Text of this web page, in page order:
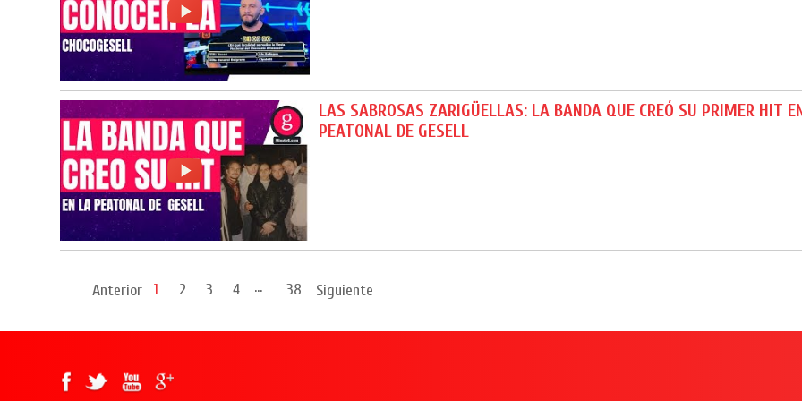
LAS SABROSAS ZARIGÜELLAS: LA BANDA QUE CREÓ SU PRIMER HIT
PEATONAL DE GESELL
Anterior 1 2 3 4 ... 38 Siguiente